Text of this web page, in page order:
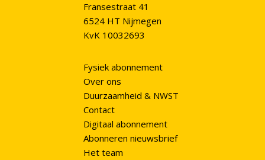
Fransestraat 41
6524 HT Nijmegen
KvK 10032693
Fysiek abonnement
Over ons
Duurzaamheid & NWST
Contact
Digitaal abonnement
Abonneren nieuwsbrief
Het team